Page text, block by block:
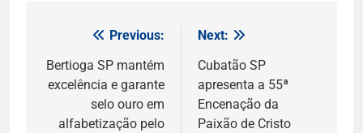
Navegação
de
Previous:
Bertioga SP mantém
excelência e garante
selo ouro em
alfabetização pelo
Next:
Cubatão SP
apresenta a 55ª
Encenação da
Paixão de Cristo